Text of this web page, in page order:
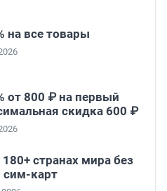
на все товары
от 800 ₽ на первый
скидка 600 ₽
странах мира без
сим-карт